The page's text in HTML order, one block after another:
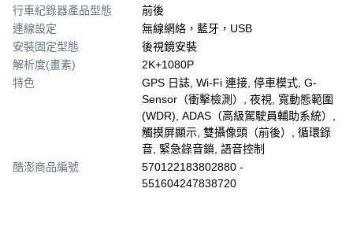
行車紀錄器產品型態
前後
連線設定
無線網絡，藍牙，USB
安裝固定型態
後視鏡安裝
解析度(畫素)
2K+1080P
特色
GPS 日誌, Wi-Fi 連接, 停車模式, G-
Sensor（衝擊檢測）, 夜視, 寬動態範圍
(WDR), ADAS（高級駕駛員輔助系統）,
觸摸屏顯示, 雙攝像頭（前後）, 循環錄
音, 緊急錄音鎖, 語音控制
酷澎商品編號
570122183802880 -
551604247838720